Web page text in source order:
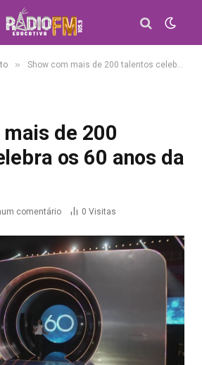
» Show com mais de 200 talentos celebra os 60 anos da TV Globo
de 200
os 60 anos da
comentário 0 Visitas